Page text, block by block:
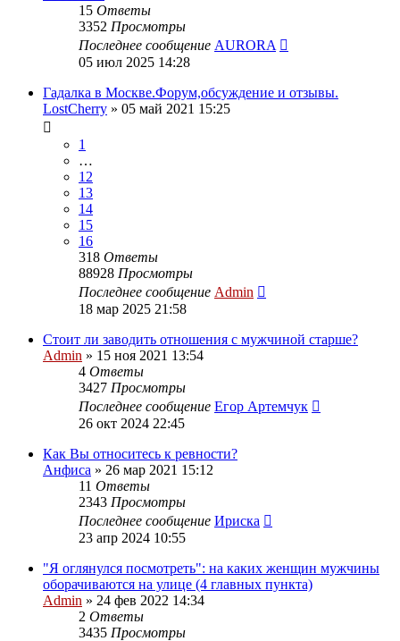
15 Ответы
3352 Просмотры
Последнее сообщение AURORA
05 июл 2025 14:28
Гадалка в Москве.Форум,обсуждение и отзывы.
LostCherry » 05 май 2021 15:25
1
…
12
13
14
15
16
318 Ответы
88928 Просмотры
Последнее сообщение Admin
18 мар 2025 21:58
Стоит ли заводить отношения с мужчиной старше?
Admin » 15 ноя 2021 13:54
4 Ответы
3427 Просмотры
Последнее сообщение Егор Артемчук
26 окт 2024 22:45
Как Вы относитесь к ревности?
Анфиса » 26 мар 2021 15:12
11 Ответы
2343 Просмотры
Последнее сообщение Ириска
23 апр 2024 10:55
"Я оглянулся посмотреть": на каких женщин мужчины
оборачиваются на улице (4 главных пункта)
Admin » 24 фев 2022 14:34
2 Ответы
3435 Просмотры